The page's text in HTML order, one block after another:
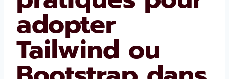
adopter
Tailwind ou